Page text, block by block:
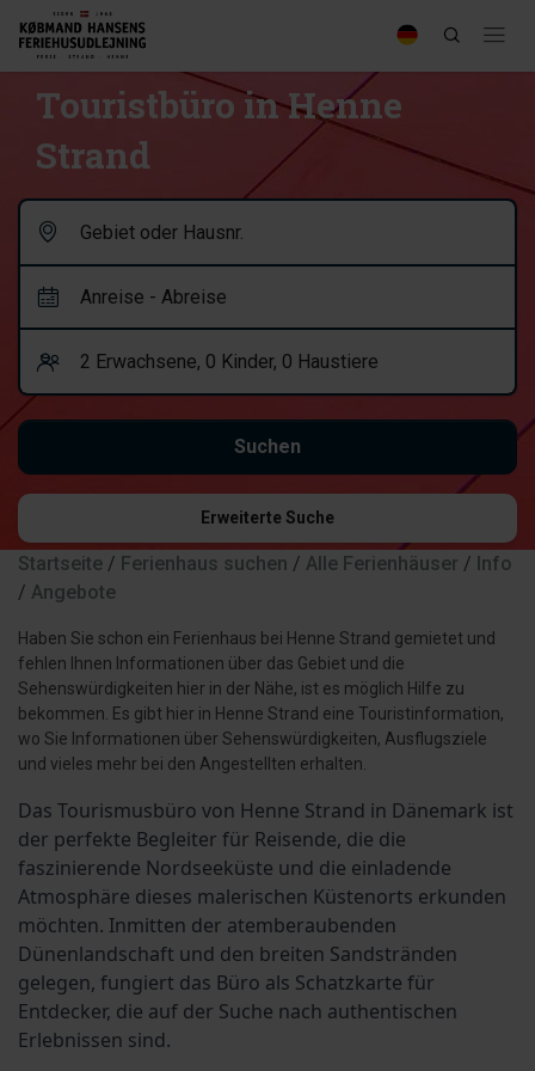
Touristbüro in Henne
Strand
Erweiterte Suche
Startseite / Ferienhaus suchen / Alle Ferienhäuser / Info
/ Angebote
Haben Sie schon ein Ferienhaus bei Henne Strand gemietet und
fehlen Ihnen Informationen über das Gebiet und die
Sehenswürdigkeiten hier in der Nähe, ist es möglich Hilfe zu
bekommen. Es gibt hier in Henne Strand eine Touristinformation,
wo Sie Informationen über Sehenswürdigkeiten, Ausflugsziele
und vieles mehr bei den Angestellten erhalten.
Das Tourismusbüro von Henne Strand in Dänemark ist
der perfekte Begleiter für Reisende, die die
faszinierende Nordseeküste und die einladende
Atmosphäre dieses malerischen Küstenorts erkunden
möchten. Inmitten der atemberaubenden
Dünenlandschaft und den breiten Sandstränden
gelegen, fungiert das Büro als Schatzkarte für
Entdecker, die auf der Suche nach authentischen
Erlebnissen sind.